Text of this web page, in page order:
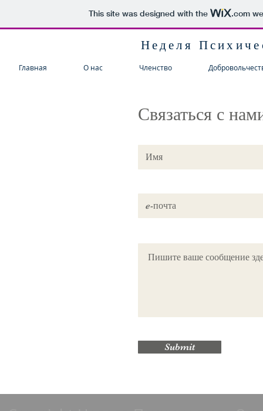
This site was designed with the .com
Неделя
Главная О нас Членство
Связаться с
Submit